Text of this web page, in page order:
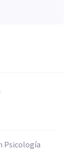
Psicología